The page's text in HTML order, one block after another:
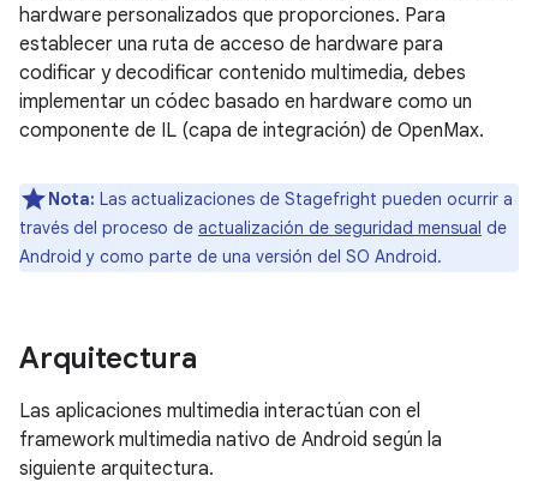
hardware personalizados que proporciones. Para
establecer una ruta de acceso de hardware para
codificar y decodificar contenido multimedia, debes
implementar un códec basado en hardware como un
componente de IL (capa de integración) de OpenMax.
Nota: Las actualizaciones de Stagefright pueden ocurrir a
través del proceso de actualización de seguridad mensual de
Android y como parte de una versión del SO Android.
Arquitectura
Las aplicaciones multimedia interactúan con el
framework multimedia nativo de Android según la
siguiente arquitectura.